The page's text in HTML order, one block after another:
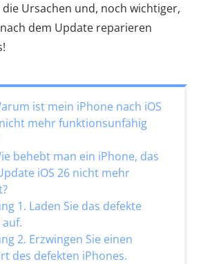
Ursachen und, noch wichtiger,
dem Update reparieren
ist mein iPhone nach iOS
mehr funktionsunfähig
behebt man ein iPhone, das
iOS 26 nicht mehr
1. Laden Sie das defekte
2. Erzwingen Sie einen
des defekten iPhones.